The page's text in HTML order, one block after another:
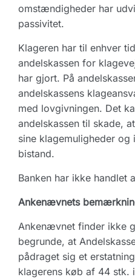
omstændigheder har
passivitet.
Klageren har til enhver
andelskassen for
har gjort. På
andelskassens
med lovgivningen. Det
andelskassen til skade,
sine klagemuligheder
bistand.
Banken har ikke handlet
Ankenævnets
Ankenævnet finder ikke
begrunde, at
pådraget sig et
klagerens køb af 44 stk.